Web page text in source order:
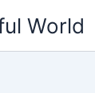
World